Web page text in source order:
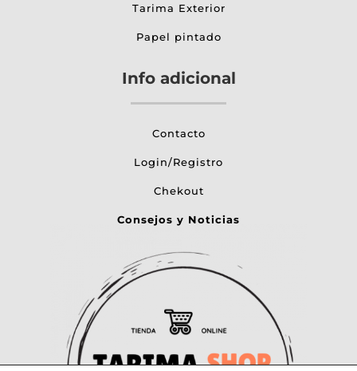
Tarima Exterior
Papel pintado
Info adicional
Contacto
Login/Registro
Chekout
Consejos y Noticias